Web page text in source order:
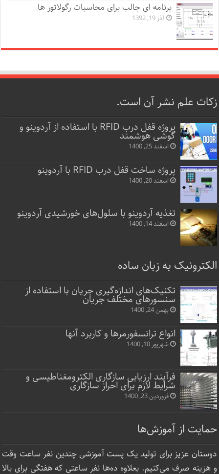
برنامه ای جالب برای محاسبات رگولاتور ها
آذر 19, 1392
زکات علم نشر آن است.
پروژه قفل‌ درب RFID با استفاده از آردوینو و
گوشی هوشمند
اسفند 25, 1400
پروژه ساخت قفل‌ درب RFID با آردوینو
اسفند 20, 1400
تغذیه آردوینو با سلول‌های خورشیدی آردوینو
اسفند 14, 1400
الکترونیک به زبان ساده
تکنیک‌های اندازه‌گیری جریان با استفاده از
سنسورهای مختلف جریان
بهمن 24, 1400
انواع ترانسفورمرها و کاربرد آنها
شهریور 10, 1400
فرآیند ارزیابی سازگاری الکترومغناطیسی و
شرایط لازم برای احراز سازگاری
فروردین 23, 1400
حمایت از آموزش‌ها
دوستان عزیز برای تولید یک پست آموزشی چندین نفر ساعت‌ وقت
و هزینه صرف می‌کنیم. بعلاوه ده‌ها نفر ساعتی که هفتگی برای بالا